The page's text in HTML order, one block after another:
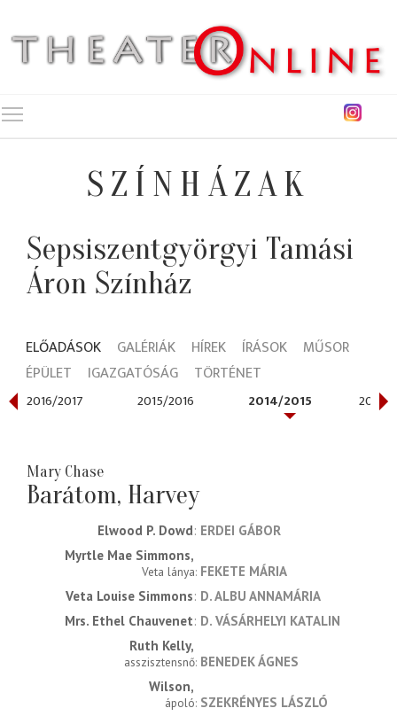
SZÍNHÁZAK
Sepsiszentgyörgyi Tamási
Áron Színház
ELŐADÁSOK GALÉRIÁK HÍREK ÍRÁSOK
MŰSOR
ÉPÜLET
IGAZGATÓSÁG TÖRTÉNET
2016/2017 2015/2016 2014/2015 2013/
Mary Chase
Barátom, Harvey
Elwood P. Dowd ERDEI GÁBOR
Myrtle Mae Simmons
Veta lánya FEKETE MÁRIA
Veta Louise Simmons D. ALBU ANNAMÁRIA
Mrs. Ethel Chauvenet D. VÁSÁRHELYI KATALIN
Ruth Kelly
asszisztensnő BENEDEK ÁGNES
Wilson
ápoló SZEKRÉNYES LÁSZLÓ